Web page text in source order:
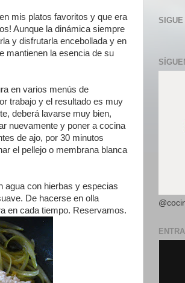
mis platos favoritos y que era
Aunque la dinámica siempre
y disfrutarla encebollada y en
mantienen la esencia de su
en varios menús de
trabajo y el resultado es muy
deberá lavarse muy bien,
nuevamente y poner a cocina
de ajo, por 30 minutos
el pellejo o membrana blanca
agua con hierbas y especias
De hacerse en olla
en cada tiempo. Reservamos.